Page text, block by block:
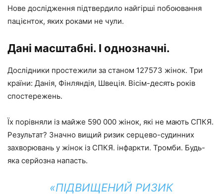
Нове дослідження підтвердило найгірші побоювання
пацієнток, яких роками не чули.
Дані масштабні. І однозначні.
Дослідники простежили за станом 127573 жінок. Три
країни: Данія, Фінляндія, Швеція. Вісім-десять років
спостережень.
Їх порівняли із майже 590 000 жінок, які не мають СПКЯ.
Результат? Значно вищий ризик серцево-судинних
захворювань у жінок із СПКЯ. інфаркти. Тромби. Будь-
яка серйозна напасть.
«ПІДВИЩЕНИЙ РИЗИК